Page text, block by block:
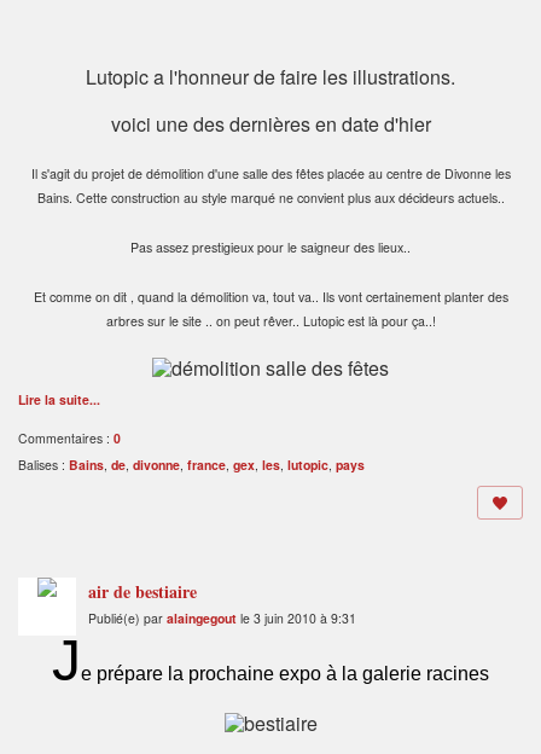
Lutopic a l'honneur de faire les illustrations.
voici une des dernières en date d'hier
Il s'agit du projet de démolition d'une salle des fêtes placée au centre de Divonne les
Bains. Cette construction au style marqué ne convient plus aux décideurs actuels..
Pas assez prestigieux pour le saigneur des lieux..
Et comme on dit , quand la démolition va, tout va.. Ils vont certainement planter des
arbres sur le site .. on peut rêver.. Lutopic est là pour ça..!
Lire la suite...
Commentaires : 0
Balises : Bains, de, divonne, france, gex, les, lutopic, pays
air de bestiaire
Publié(e) par alaingegout le 3 juin 2010 à 9:31
Je prépare la prochaine expo à la galerie racines